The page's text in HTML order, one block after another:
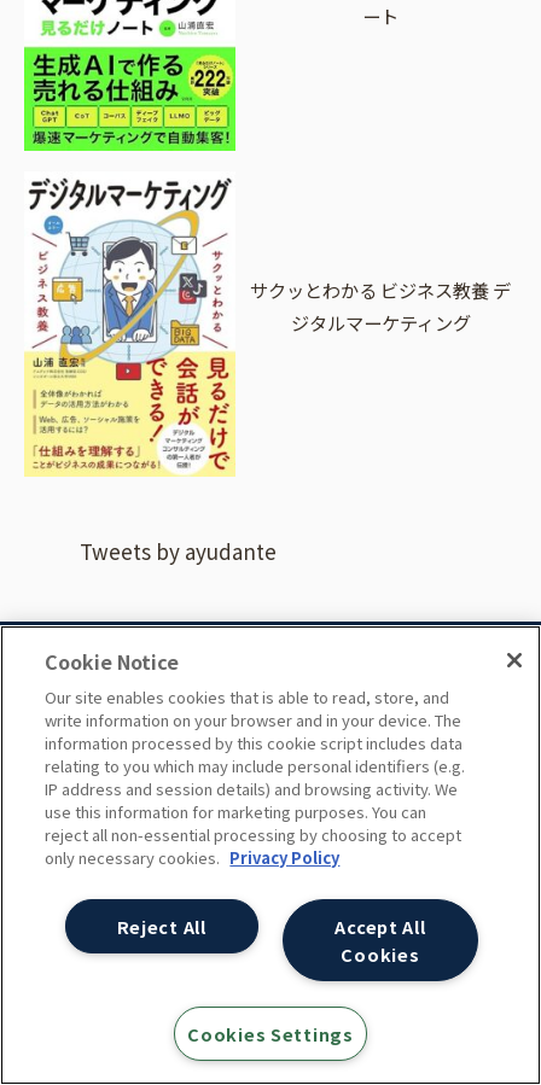
ート
サクッとわかる ビジネス教養 デ
ジタルマーケティング
Tweets by ayudante
ページ上部へ戻る
コンサルティングと製品
SEOコンサルティング
Googleアナリティクス導入・設定支援/デー
Google アナリティクス360
Cookie Notice
Our site enables cookies that is able to read, store, and
write information on your browser and in your device. The
information processed by this cookie script includes data
relating to you which may include personal identifiers (e.g.
IP address and session details) and browsing activity. We
use this information for marketing purposes. You can
reject all non-essential processing by choosing to accept
only necessary cookies. Privacy Policy
Accept All
Cookies
Reject All
Cookies Settings